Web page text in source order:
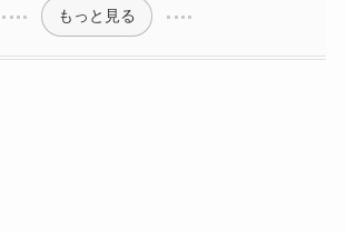
もっと見る